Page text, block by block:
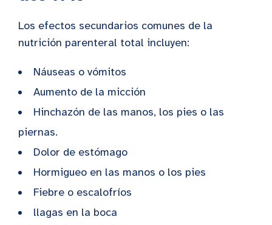
Los efectos secundarios comunes de la
nutrición parenteral total incluyen:
Náuseas o vómitos
Aumento de la micción
Hinchazón de las manos, los pies o las
piernas.
Dolor de estómago
Hormigueo en las manos o los pies
Fiebre o escalofríos
llagas en la boca